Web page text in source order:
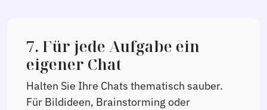
7. Für jede Aufgabe ein
eigener Chat
Halten Sie Ihre Chats thematisch sauber.
Für Bildideen, Brainstorming oder